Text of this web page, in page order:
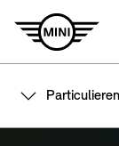
Particulieren